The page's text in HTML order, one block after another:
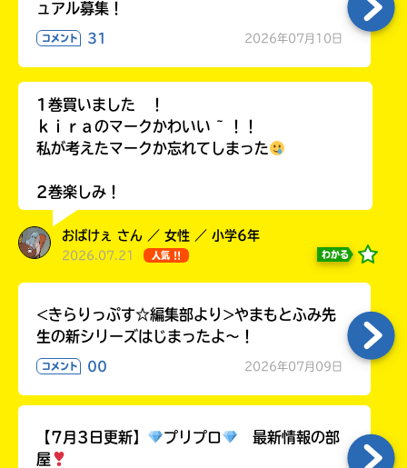
ュアル募集！
コメント 31 2026年07月10日
1巻買いました ！
ｋｉｒａのマークかわいい ~ ！！
私が考えたマークか忘れてしまった
2巻楽しみ！
おばけぇ さん ／ 女性 ／ 小学6年
2026.07.21 人気 !! わかる
<きらりっぷす☆編集部より>やまもとふみ先
生の新シリーズはじまったよ～！
コメント 00 2026年07月09日
【7月3日更新】 プリプロ
最新情報の部
屋
い
え
ラ
が
あ
う
度
確
て